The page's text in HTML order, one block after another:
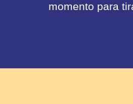
momento para